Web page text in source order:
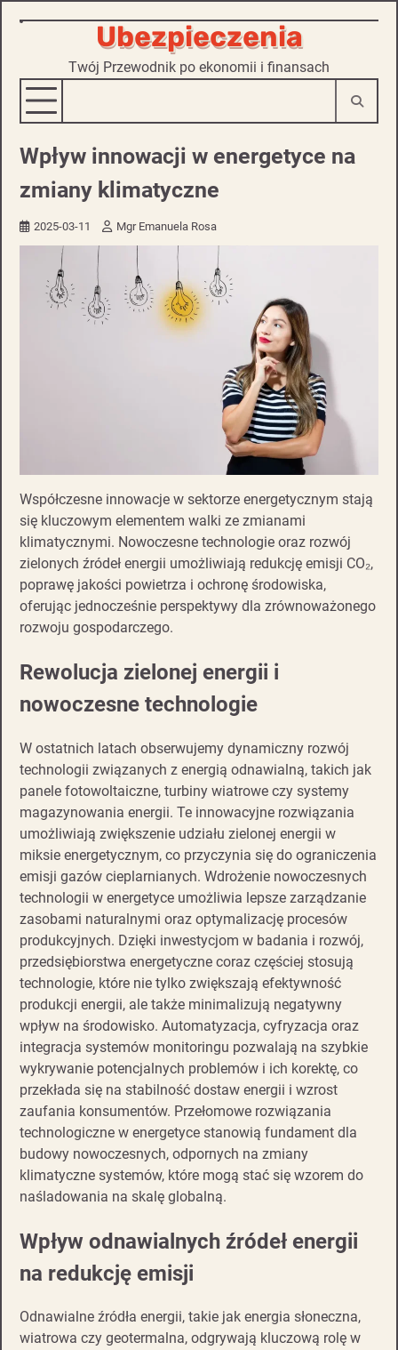
Skip
Ubezpieczenia
Twój Przewodnik po ekonomii i finansach
Wpływ innowacji w energetyce na
zmiany klimatyczne
2025-03-11 Mgr Emanuela Rosa
Współczesne innowacje w sektorze energetycznym stają
się kluczowym elementem walki ze zmianami
klimatycznymi. Nowoczesne technologie oraz rozwój
zielonych źródeł energii umożliwiają redukcję emisji CO₂,
poprawę jakości powietrza i ochronę środowiska,
oferując jednocześnie perspektywy dla zrównoważonego
rozwoju gospodarczego.
Rewolucja zielonej energii i
nowoczesne technologie
W ostatnich latach obserwujemy dynamiczny rozwój
technologii związanych z energią odnawialną, takich jak
panele fotowoltaiczne, turbiny wiatrowe czy systemy
magazynowania energii. Te innowacyjne rozwiązania
umożliwiają zwiększenie udziału zielonej energii w
miksie energetycznym, co przyczynia się do ograniczenia
emisji gazów cieplarnianych. Wdrożenie nowoczesnych
technologii w energetyce umożliwia lepsze zarządzanie
zasobami naturalnymi oraz optymalizację procesów
produkcyjnych. Dzięki inwestycjom w badania i rozwój,
przedsiębiorstwa energetyczne coraz częściej stosują
technologie, które nie tylko zwiększają efektywność
produkcji energii, ale także minimalizują negatywny
wpływ na środowisko. Automatyzacja, cyfryzacja oraz
integracja systemów monitoringu pozwalają na szybkie
wykrywanie potencjalnych problemów i ich korektę, co
przekłada się na stabilność dostaw energii i wzrost
zaufania konsumentów. Przełomowe rozwiązania
technologiczne w energetyce stanowią fundament dla
budowy nowoczesnych, odpornych na zmiany
klimatyczne systemów, które mogą stać się wzorem do
naśladowania na skalę globalną.
Wpływ odnawialnych źródeł energii
na redukcję emisji
Odnawialne źródła energii, takie jak energia słoneczna,
wiatrowa czy geotermalna, odgrywają kluczową rolę w